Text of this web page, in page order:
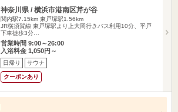
神奈川県 / 横浜市港南区芹が谷
関内駅7.15km 東戸塚駅1.56km
JR横須賀線 東戸塚駅より上大岡行きバス利用10分、平戸
下車徒歩3分…
営業時間 9:00～26:00
入浴料金 1,050円～
日帰り サウナ
クーポンあり